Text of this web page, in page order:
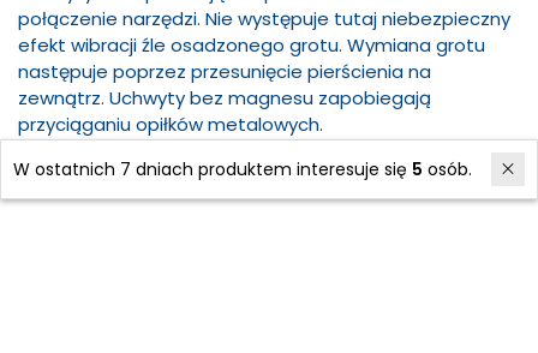
połączenie narzędzi. Nie występuje tutaj niebezpieczny
efekt wibracji źle osadzonego grotu. Wymiana grotu
następuje poprzez przesunięcie pierścienia na
zewnątrz. Uchwyty bez magnesu zapobiegają
przyciąganiu opiłków metalowych.
W ostatnich 7 dniach produktem interesuje się 5 osób.